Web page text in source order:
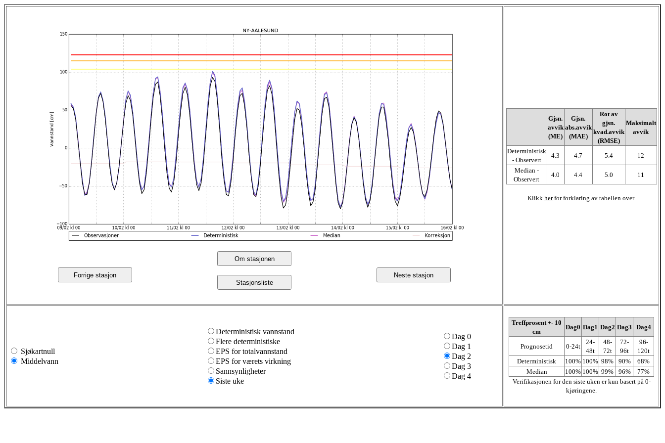
Forrige stasjon
Om stasjonen
Stasjonsliste
Neste stasjon
Gjsn.
avvik
(ME)
Gjsn.
abs.avvik
(MAE)
Rot av
gjsn.
kvad.avvik
(RMSE)
Maksimalt
avvik
Deterministisk
- Observert
4.3 4.7 5.4
12
Median -
Observert
4.0 4.4 5.0 11
Klikk herfor forklaring av tabellen over.
Sjøkartnull
Middelvann
Deterministisk vannstand
Flere deterministiske
EPS for totalvannstand
EPS for værets virkning
Sannsynligheter
Siste uke
Dag 0
Dag 1
Dag 2
Dag 3
Dag 4
Treffprosent +- 10
cm
Dag0 Dag1 Dag2 Dag3 Dag4
Prognosetid 0-24t
24-
48t
48-
72t
72-
96t
96-
120t
Deterministisk
100% 100% 98% 90%
68%
Median
100% 100% 99% 96%
77%
Verifikasjonen for den siste uken er kun basert på 0-
kjøringene.